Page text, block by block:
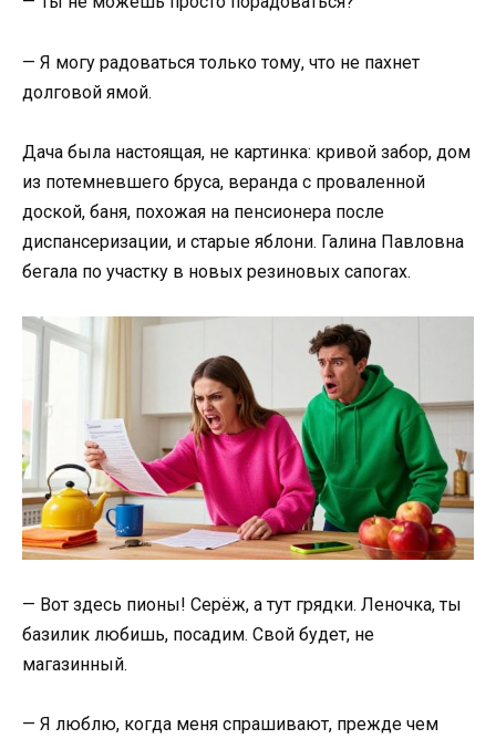
— Я могу радоваться только тому, что не пахнет
долговой ямой.
Дача была настоящая, не картинка: кривой забор, дом
из потемневшего бруса, веранда с проваленной
доской, баня, похожая на пенсионера после
диспансеризации, и старые яблони. Галина Павловна
бегала по участку в новых резиновых сапогах.
— Вот здесь пионы! Серёж, а тут грядки. Леночка, ты
базилик любишь, посадим. Свой будет, не
магазинный.
— Я люблю, когда меня спрашивают, прежде чем